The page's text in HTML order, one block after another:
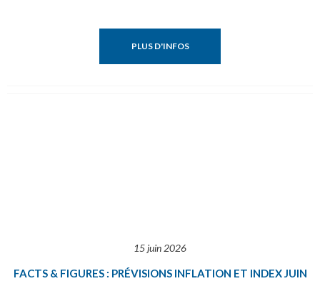
PLUS D'INFOS
15 juin 2026
FACTS & FIGURES : PRÉVISIONS INFLATION ET INDEX JUIN